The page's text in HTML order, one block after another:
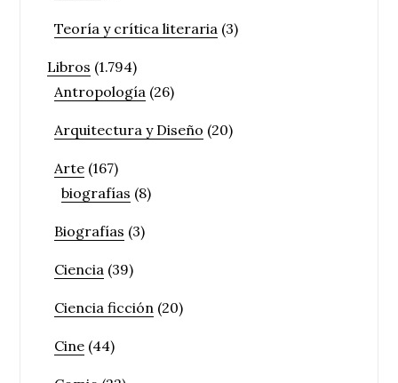
Teoría y crítica literaria (3)
Libros (1.794)
Antropología (26)
Arquitectura y Diseño (20)
Arte (167)
biografías (8)
Biografías (3)
Ciencia (39)
Ciencia ficción (20)
Cine (44)